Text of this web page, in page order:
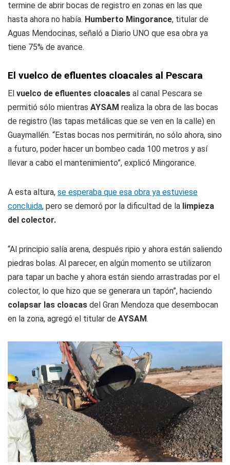
termine de abrir bocas de registro en zonas en las que
hasta ahora no había. Humberto Mingorance, titular de
Aguas Mendocinas, señaló a Diario UNO que esa obra ya
tiene 75% de avance.
El vuelco de efluentes cloacales al Pescara
El vuelco de efluentes cloacales al canal Pescara se
permitió sólo mientras AYSAM realiza la obra de las bocas
de registro (las tapas metálicas que se ven en la calle) en
Guaymallén. “Estas bocas nos permitirán, no sólo ahora, sino
a futuro, poder hacer un bombeo cada 100 metros y así
llevar a cabo el mantenimiento”, explicó Mingorance.
A esta altura, se esperaba que esa obra ya estuviese
concluida, pero se demoró por la dificultad de la limpieza
del colector.
“Al principio salía arena, después ripio y ahora están saliendo
piedras bolas. Al parecer, en algún momento se utilizaron
para tapar un bache y ahora están siendo arrastradas por el
colector, lo que hizo que se generara un tapón”, haciendo
colapsar las cloacas del Gran Mendoza que desembocan
en la zona, agregó el titular de AYSAM.